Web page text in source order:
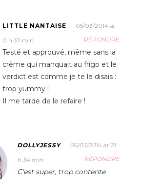
LITTLE NANTAISE
05/03/2014 at
0 h 37 min
RÉPONDRE
Testé et approuvé, même sans la
crème qui manquait au frigo et le
verdict est comme je te le disais :
trop yummy !
Il me tarde de le refaire !
DOLLYJESSY
06/03/2014 at 21
h 34 min
RÉPONDRE
C’est super, trop contente